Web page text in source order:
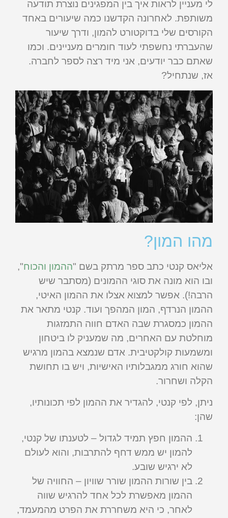
לי מעניין לראות איך בין המפגינים נוצרת תודעה
משותפת. לאחרונה הקדשנו כמה שיעורים באחד
הקורסים שלי בדוקטורט להמון, ודרך שיעור
שהעברתי נחשפתי לעוד חומרים מעניינים. וכמו
שאתם כבר יודעים, אני מיד רצה לספר לחברה.
אז, שנתחיל?
מהו המון?
אליאס קנטי כתב ספר מרתק בשם "ההמון והכוח",
ובו הוא מונה את סוגי ההמונים (מסתבר שיש
הרבה!). אפשר למצוא אצלו את ההמון האיטי,
ההמון הנרדף, המון המהפך ועוד. קנטי מתאר את
ההמון כמסגרת שבה האדם חווה התמזגות
מוחלטת עם האחרים, מה שמעניק לו ביטחון
ומשמעות קולקטיבית. אדם שנמצא בהמון מרגיש
שהוא חורג ממגבלותיו האישיות, ויש בו תחושת
הקלה ושחרור.
ניתן, לפי קנטי, להגדיר את ההמון לפי תכונותיו,
שהן:
ההמון חפץ תמיד לגדול – לטענתו של קנטי,
להמון יש ממש דחף להתרבות, והוא לעולם
לא ירגיש שובע.
בין שורות ההמון שורר שוויון – החוויה של
ההמון מאפשרת לכל אחד להרגיש שווה
לאחר, כי היא משחררת את הפרט מהמעמד,